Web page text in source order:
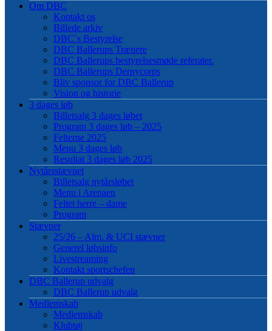
Om DBC
Kontakt os
Billede arkiv
DBC`s Bestyrelse
DBC Ballerups Trænere
DBC Ballerups bestyrelsesmøde referater.
DBC Ballerups Dernycorps
Bliv sponsor for DBC Ballerup
Vision og historie
3 dages løb
Billetsalg 3 dages løbet
Program 3 dages løb – 2025
Felterne 2025
Menu 3 dages løb
Resultat 3 dages løb 2025
Nytårsstævnet
Billetsalg nytårsløbet
Menu i Arenaen
Feltet herre – dame
Program
Stævner
25/26 – Alm. & UCI stævner
Generel løbsinfo
Livestreaming
Kontakt sportschefen
DBC Ballerup udvalg
DBC Ballerup udvalg
Medlemskab
Medlemskab
Klubtøj